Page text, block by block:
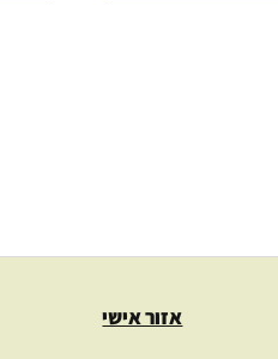
אזור אישי